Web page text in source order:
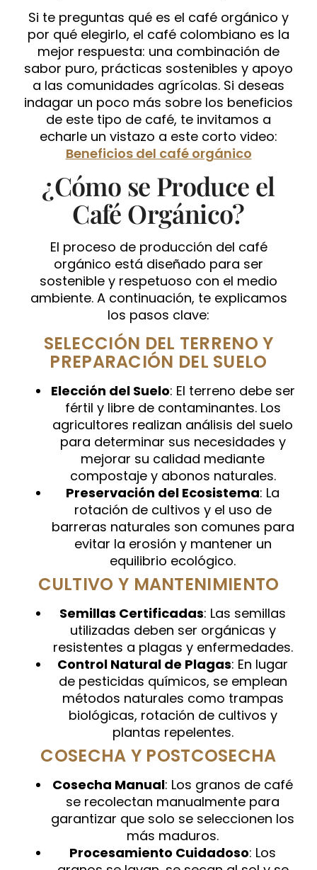
Si te preguntas qué es el café orgánico y
por qué elegirlo, el café colombiano es la
mejor respuesta: una combinación de
sabor puro, prácticas sostenibles y apoyo
a las comunidades agrícolas. Si deseas
indagar un poco más sobre los beneficios
de este tipo de café, te invitamos a
echarle un vistazo a este corto video:
Beneficios del café orgánico
¿Cómo se Produce el
Café Orgánico?
El proceso de producción del café
orgánico está diseñado para ser
sostenible y respetuoso con el medio
ambiente. A continuación, te explicamos
los pasos clave:
SELECCIÓN DEL TERRENO Y
PREPARACIÓN DEL SUELO
Elección del Suelo: El terreno debe ser
fértil y libre de contaminantes. Los
agricultores realizan análisis del suelo
para determinar sus necesidades y
mejorar su calidad mediante
compostaje y abonos naturales.
Preservación del Ecosistema: La
rotación de cultivos y el uso de
barreras naturales son comunes para
evitar la erosión y mantener un
equilibrio ecológico.
CULTIVO Y MANTENIMIENTO
Semillas Certificadas: Las semillas
utilizadas deben ser orgánicas y
resistentes a plagas y enfermedades.
Control Natural de Plagas: En lugar
de pesticidas químicos, se emplean
métodos naturales como trampas
biológicas, rotación de cultivos y
plantas repelentes.
COSECHA Y POSTCOSECHA
Cosecha Manual: Los granos de café
se recolectan manualmente para
garantizar que solo se seleccionen los
más maduros.
Procesamiento Cuidadoso: Los